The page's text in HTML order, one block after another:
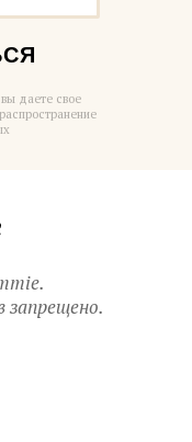
даете свое
запрещено.